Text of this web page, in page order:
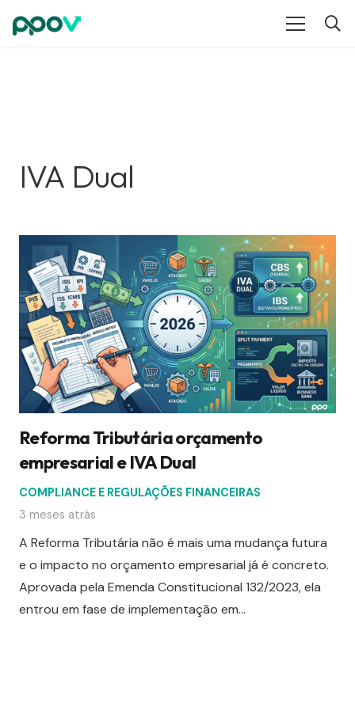
IVA Dual
Reforma Tributária orçamento
empresarial e IVA Dual
COMPLIANCE E REGULAÇÕES FINANCEIRAS
3 meses atrás
A Reforma Tributária não é mais uma mudança futura
e o impacto no orçamento empresarial já é concreto.
Aprovada pela Emenda Constitucional 132/2023, ela
entrou em fase de implementação em…